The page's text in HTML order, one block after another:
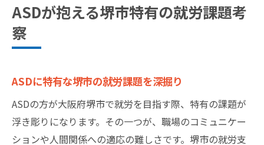
ASDが抱える堺市特有の就労課題考
察
ASDに特有な堺市の就労課題を深掘り
ASDの方が大阪府堺市で就労を目指す際、特有の課題が
浮き彫りになります。その一つが、職場のコミュニケー
ションや人間関係への適応の難しさです。堺市の就労支